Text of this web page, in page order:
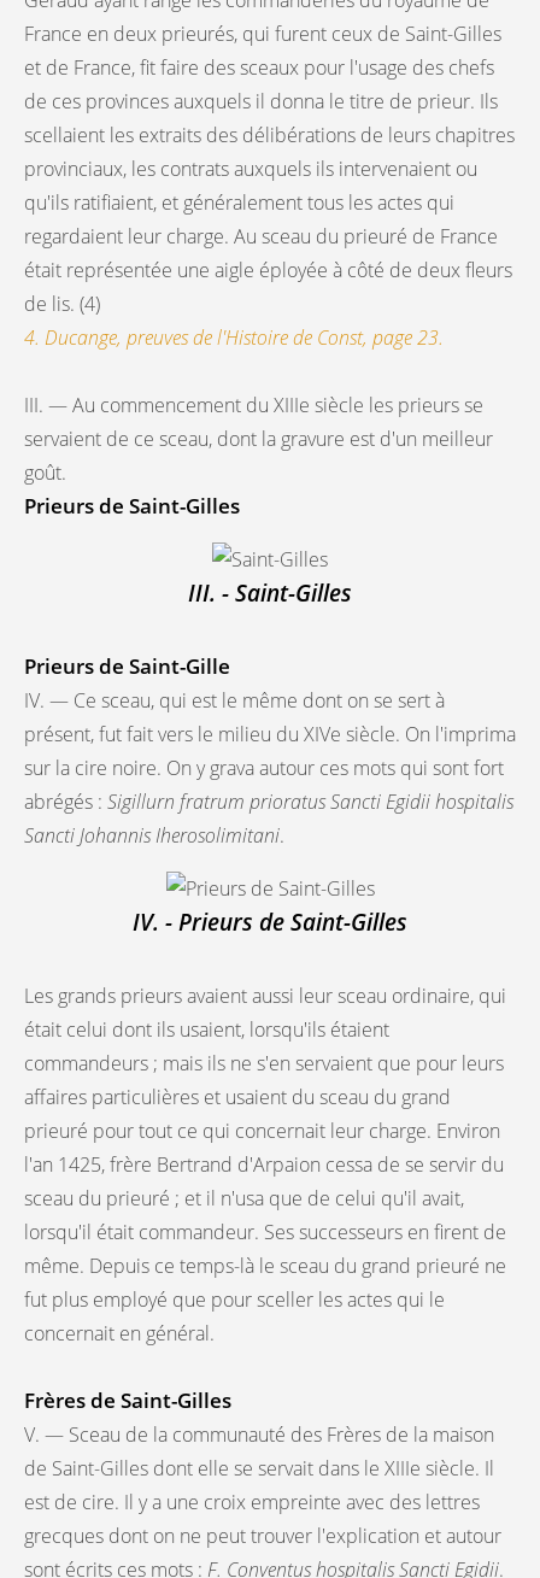
France en deux prieurés, qui furent ceux de Saint-Gilles
et de France, fit faire des sceaux pour l'usage des chefs
de ces provinces auxquels il donna le titre de prieur. Ils
scellaient les extraits des délibérations de leurs chapitres
provinciaux, les contrats auxquels ils intervenaient ou
qu'ils ratifiaient, et généralement tous les actes qui
regardaient leur charge. Au sceau du prieuré de France
était représentée une aigle éployée à côté de deux fleurs
de lis. (4)
4. Ducange, preuves de l'Histoire de Const, page 23.
III. — Au commencement du XIIIe siècle les prieurs se
servaient de ce sceau, dont la gravure est d'un meilleur
goût.
Prieurs de Saint-Gilles
III. - Saint-Gilles
Prieurs de Saint-Gille
IV. — Ce sceau, qui est le même dont on se sert à
présent, fut fait vers le milieu du XIVe siècle. On l'imprima
sur la cire noire. On y grava autour ces mots qui sont fort
abrégés : Sigillurn fratrum prioratus Sancti Egidii hospitalis
Sancti Johannis Iherosolimitani.
IV. - Prieurs de Saint-Gilles
Les grands prieurs avaient aussi leur sceau ordinaire, qui
était celui dont ils usaient, lorsqu'ils étaient
commandeurs ; mais ils ne s'en servaient que pour leurs
affaires particulières et usaient du sceau du grand
prieuré pour tout ce qui concernait leur charge. Environ
l'an 1425, frère Bertrand d'Arpaion cessa de se servir du
sceau du prieuré ; et il n'usa que de celui qu'il avait,
lorsqu'il était commandeur. Ses successeurs en firent de
même. Depuis ce temps-là le sceau du grand prieuré ne
fut plus employé que pour sceller les actes qui le
concernait en général.
Frères de Saint-Gilles
V. — Sceau de la communauté des Frères de la maison
de Saint-Gilles dont elle se servait dans le XIIIe siècle. Il
est de cire. Il y a une croix empreinte avec des lettres
grecques dont on ne peut trouver l'explication et autour
sont écrits ces mots : F. Conventus hospitalis Sancti Egidii.